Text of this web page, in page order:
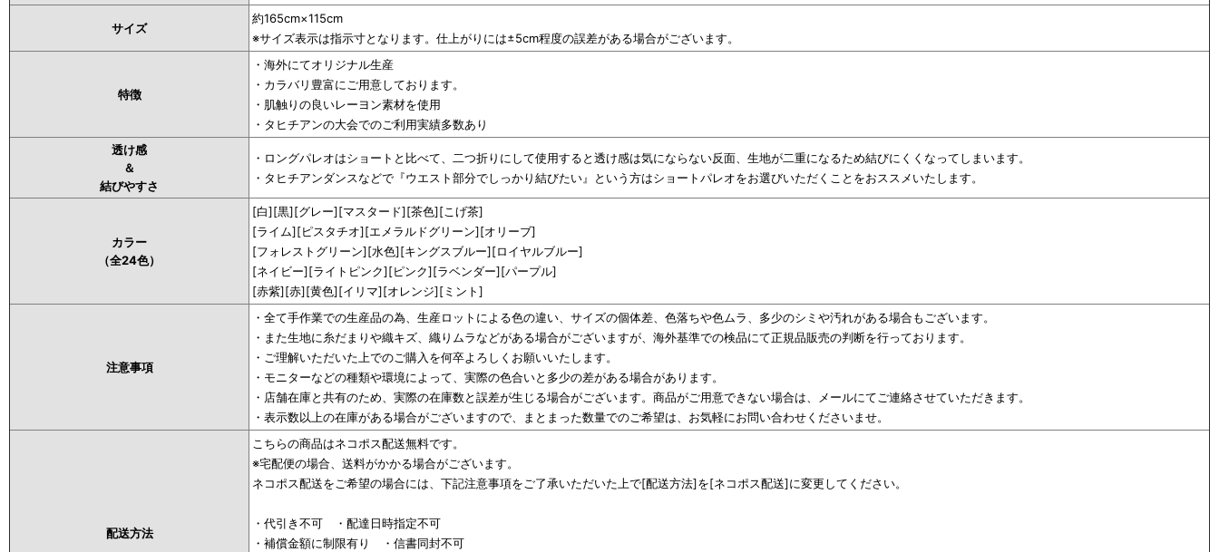
サイズ
約165cm×115cm
※サイズ表示は指示寸となります。仕上がりには±5cm程度の誤差がある場合がございます。
特徴
・海外にてオリジナル生産
・カラバリ豊富にご用意しております。
・肌触りの良いレーヨン素材を使用
・タヒチアンの大会でのご利用実績多数あり
透け感
＆
結びやすさ
・ロングパレオはショートと比べて、二つ折りにして使用すると透け感は気にならない反面、生地が二重になるため結びにくくなってしまいます。
・タヒチアンダンスなどで『ウエスト部分でしっかり結びたい』という方はショートパレオをお選びいただくことをおススメいたします。
カラー
（全24色）
[白][黒][グレー][マスタード][茶色][こげ茶]
[ライム][ピスタチオ][エメラルドグリーン][オリーブ]
[フォレストグリーン][水色][キングスブルー][ロイヤルブルー]
[ネイビー][ライトピンク][ピンク][ラベンダー][パープル]
[赤紫][赤][黄色][イリマ][オレンジ][ミント]
注意事項
・全て手作業での生産品の為、生産ロットによる色の違い、サイズの個体差、色落ちや色ムラ、多少のシミや汚れがある場合もございます。
・また生地に糸だまりや織キズ、織りムラなどがある場合がございますが、海外基準での検品にて正規品販売の判断を行っております。
・ご理解いただいた上でのご購入を何卒よろしくお願いいたします。
・モニターなどの種類や環境によって、実際の色合いと多少の差がある場合があります。
・店舗在庫と共有のため、実際の在庫数と誤差が生じる場合がございます。商品がご用意できない場合は、メールにてご連絡させていただきます。
・表示数以上の在庫がある場合がございますので、まとまった数量でのご希望は、お気軽にお問い合わせくださいませ。
配送方法
こちらの商品はネコポス配送無料です。
※宅配便の場合、送料がかかる場合がございます。
ネコポス配送をご希望の場合には、下記注意事項をご了承いただいた上で[配送方法]を[ネコポス配送]に変更してください。
・代引き不可 ・配達日時指定不可
・補償金額に制限有り ・信書同封不可